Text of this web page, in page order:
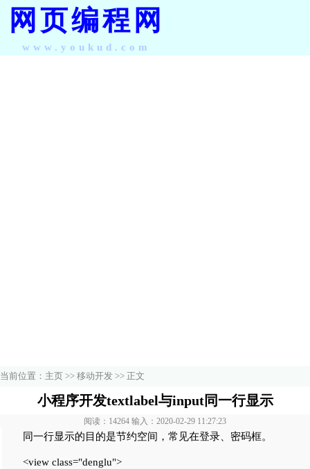
网页编程网
www.youkud.com
当前位置： 主页 >> 移动开发 >> 正文
小程序开发textlabel与input同一行显示
阅读：14264 输入：2020-02-29 11:27:23
同一行显示的目的是节约空间，常见在登录、密码框。
<view class="denglu">